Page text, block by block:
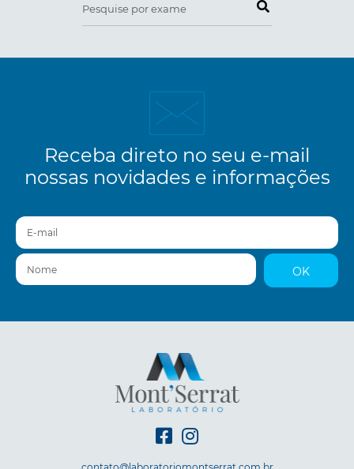
Receba direto no seu e-mail
nossas novidades e informações
E-mail
Nome
OK